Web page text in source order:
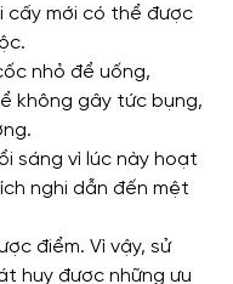
cấy mới có thể được
nhỏ để uống,
không gây tức bụng,
sáng vì lúc này hoạt
nghi dẫn đến mệt
điểm. Vì vậy, sử
huy được những ưu